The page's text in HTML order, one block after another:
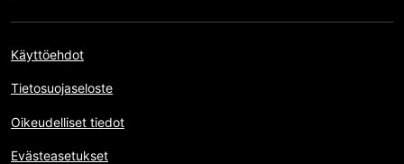
Käyttöehdot
Tietosuojaseloste
Oikeudelliset tiedot
Evästeasetukset